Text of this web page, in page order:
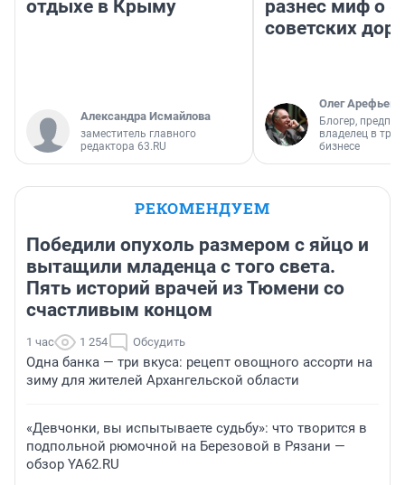
отдыхе в Крыму
Александра Исмайлова
заместитель главного
редактора 63.RU
разнес миф о
советских
Олег Арефьев
Блогер,
владелец в
бизнесе
РЕКОМЕНДУЕМ
Победили опухоль размером с яйцо и
вытащили младенца с того света.
Пять историй врачей из Тюмени со
счастливым концом
1 час 1 254 Обсудить
Одна банка — три вкуса: рецепт овощного ассорти на
зиму для жителей Архангельской области
«Девчонки, вы испытываете судьбу»: что творится в
подпольной рюмочной на Березовой в Рязани —
обзор YA62.RU